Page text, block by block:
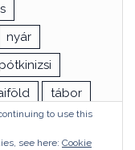
nyár
tábor
to use this
see here: Cookie